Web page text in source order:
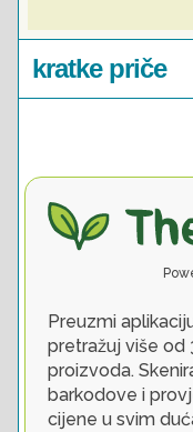
kratke priče